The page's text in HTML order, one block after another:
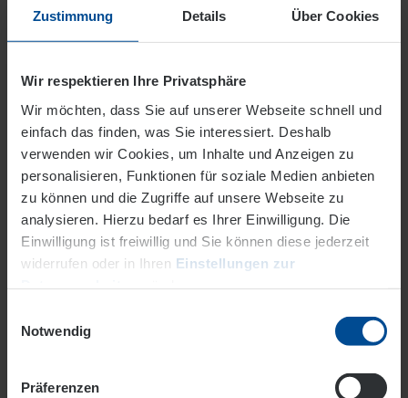
Zustimmung Details Über Cookies
Wir respektieren Ihre Privatsphäre
Wir möchten, dass Sie auf unserer Webseite schnell und
einfach das finden, was Sie interessiert. Deshalb
verwenden wir Cookies, um Inhalte und Anzeigen zu
personalisieren, Funktionen für soziale Medien anbieten
zu können und die Zugriffe auf unsere Webseite zu
analysieren. Hierzu bedarf es Ihrer Einwilligung. Die
Einwilligung ist freiwillig und Sie können diese jederzeit
widerrufen oder in Ihren Einstellungen zur
Datenschutz
Notwendig
Präferenzen
Unsere Tarife im Überblick
EVO Futura Business
Ihr Ökostromtarif mit Preisgarantie
Mehr
EVO Classica Business ab
Grundversorgungstarif ab 01.01.2026